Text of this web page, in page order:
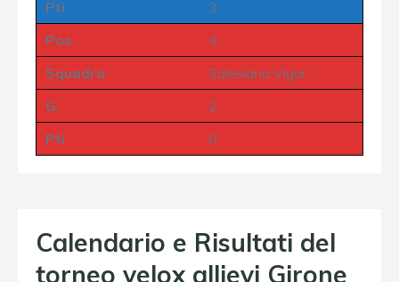
Pti
3
Pos
4
Squadra
Salesiana Vigor
G.
2
Pti
0
Calendario e Risultati del
torneo velox allievi Girone